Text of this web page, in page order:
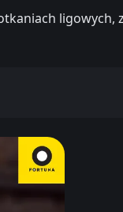
ligowych,